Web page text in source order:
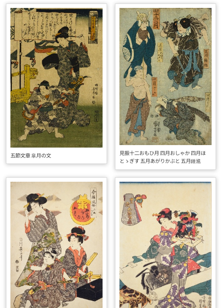
五節文章 皐月の文
見振十二おもひ月 四月おしゃか 四月ほ
とゝぎす 五月あがりかぶと 五月鍾馗